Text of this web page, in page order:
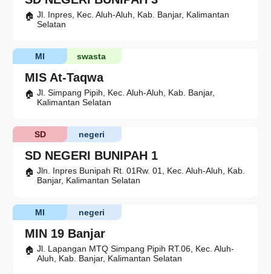
Jl. Inpres, Kec. Aluh-Aluh, Kab. Banjar, Kalimantan
Selatan
MIS At-Taqwa
swasta
MI
Jl. Simpang Pipih, Kec. Aluh-Aluh, Kab. Banjar,
Kalimantan Selatan
SD NEGERI BUNIPAH 1
negeri
SD
Jln. Inpres Bunipah Rt. 01Rw. 01, Kec. Aluh-Aluh, Kab.
Banjar, Kalimantan Selatan
MIN 19 Banjar
negeri
MI
Jl. Lapangan MTQ Simpang Pipih RT.06, Kec. Aluh-
Aluh, Kab. Banjar, Kalimantan Selatan